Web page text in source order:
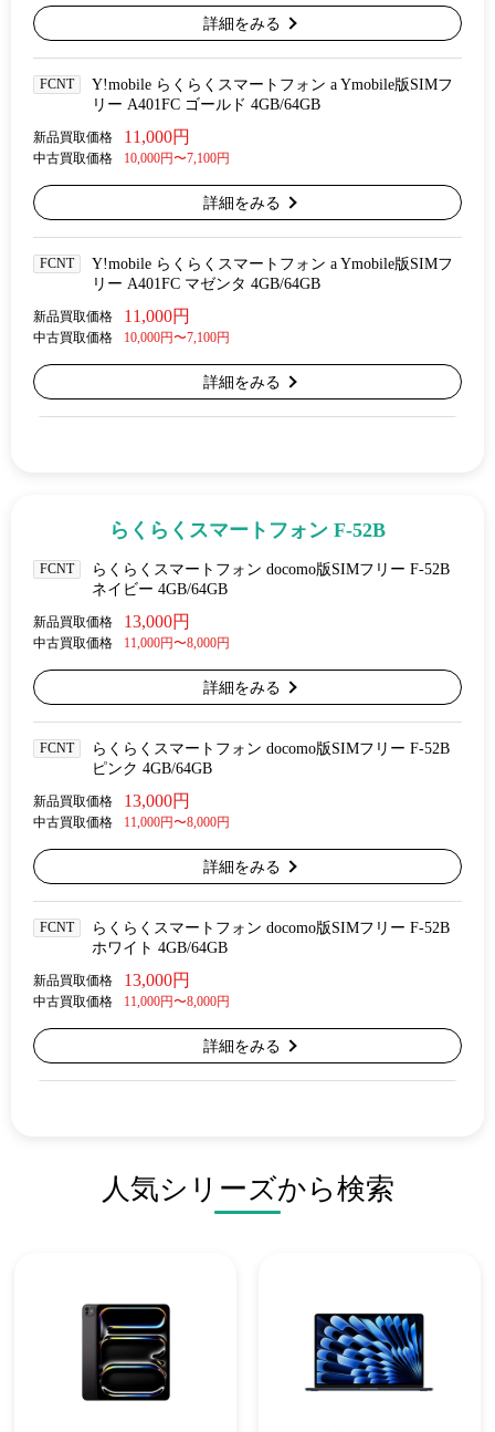
詳細をみる
FCNT
Y!mobile らくらくスマートフォン a Ymobile版SIMフ
リー A401FC ゴールド 4GB/64GB
新品買取価格 11,000円
中古買取価格 10,000円〜7,100円
詳細をみる
FCNT
Y!mobile らくらくスマートフォン a Ymobile版SIMフ
リー A401FC マゼンタ 4GB/64GB
新品買取価格 11,000円
中古買取価格 10,000円〜7,100円
詳細をみる
らくらくスマートフォン F-52B
FCNT
らくらくスマートフォン docomo版SIMフリー F-52B
ネイビー 4GB/64GB
新品買取価格 13,000円
中古買取価格 11,000円〜8,000円
詳細をみる
FCNT
らくらくスマートフォン docomo版SIMフリー F-52B
ピンク 4GB/64GB
新品買取価格 13,000円
中古買取価格 11,000円〜8,000円
詳細をみる
FCNT
らくらくスマートフォン docomo版SIMフリー F-52B
ホワイト 4GB/64GB
新品買取価格 13,000円
中古買取価格 11,000円〜8,000円
詳細をみる
人気シリーズから検索